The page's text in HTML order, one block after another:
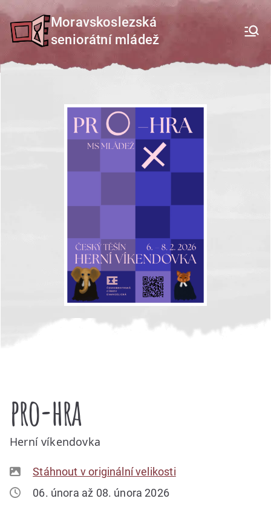
Přeskočit
na
Moravskoslezská
seniorátní mládež
pro-hra
Herní víkendovka
Stáhnout v originální velikosti
06. února až 08. února 2026